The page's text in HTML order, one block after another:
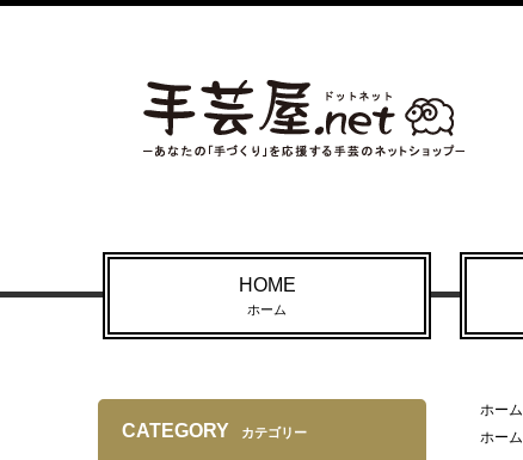
HOME
ホーム
ホーム
ホーム
CATEGORY カテゴリー